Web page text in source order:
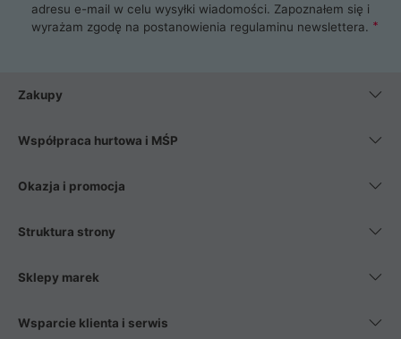
adresu e-mail w celu wysyłki wiadomości. Zapoznałem się i
wyrażam zgodę na postanowienia regulaminu newslettera.
Zakupy
Współpraca hurtowa i MŚP
Okazja i promocja
Struktura strony
Sklepy marek
Wsparcie klienta i serwis